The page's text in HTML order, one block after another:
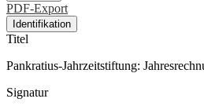
PDF-Export
Identifikation
Titel
Pankratius-Jahrzeitstiftung:
Signatur